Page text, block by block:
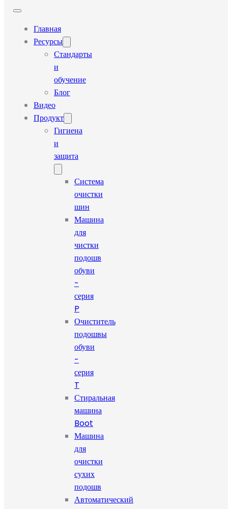
Главная
Ресурсы
Стандарты
и
обучение
Блог
Видео
Продукт
Гигиена
и
защита
Система
очистки
шин
Машина
для
чистки
подошв
обуви
-
серия
P
Очиститель
подошвы
обуви
-
серия
T
Стиральная
машина
Boot
Машина
для
очистки
сухих
подошв
Автоматический